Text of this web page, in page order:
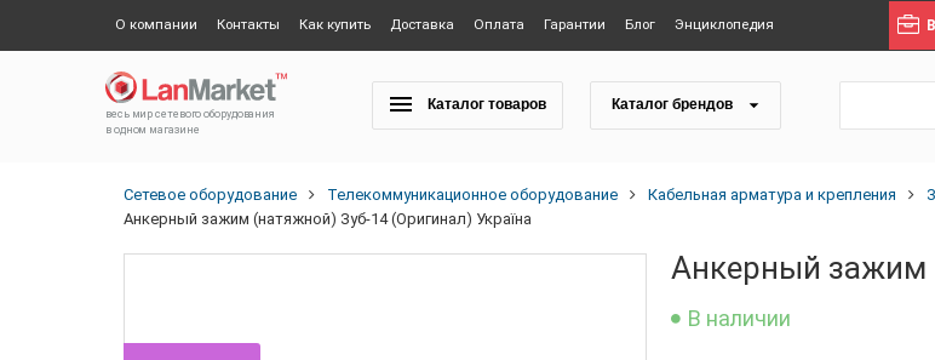
О компании Контакты Как купить Доставка Оплата Гарантии Блог Энциклопедия
весь мир сетевого оборудования
в одном магазине
Каталог товаров Каталог брендов
Сетевое оборудование Телекоммуникационное оборудование Кабельная арматура и крепления
Анкерный зажим (натяжной) Зуб-14 (Оригинал) Україна
Анкерный зажим
В наличии